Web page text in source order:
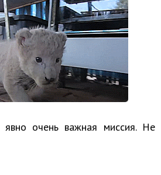
очень важная миссия. Не